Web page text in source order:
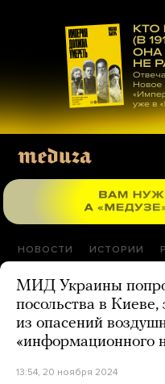
материалам
НОВОСТИ ИСТОРИИ
МИД Украины
посольства в
из опасений
«информационного
13:54, 20 ноября 2024